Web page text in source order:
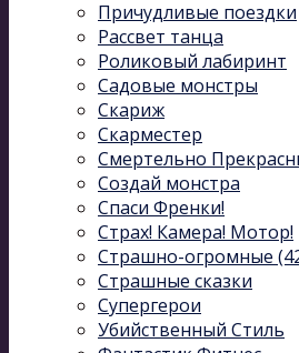
Причудливые поездки
Рассвет танца
Роликовый лабиринт
Садовые монстры
Скариж
Скарместер
Смертельно
Создай монстра
Спаси Френки!
Страх! Камера! Мотор!
Страшно-огромные
Страшные сказки
Супергерои
Убийственный Стиль